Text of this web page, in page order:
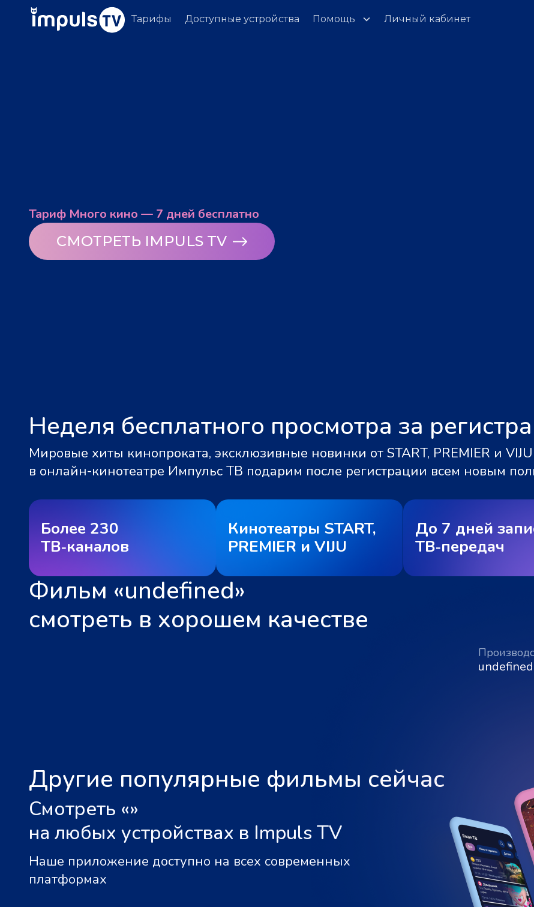
Тарифы Доступные устройства Помощь Личный кабинет
Тариф Много кино — 7 дней бесплатно
СМОТРЕТЬ IMPULS TV
Неделя бесплатного просмотра за
Мировые хиты кинопроката, эксклюзивные новинки от START, PREMIER и
в онлайн-кинотеатре Импульс ТВ подарим после регистрации всем новым
Более 230
ТВ‑каналов
Кинотеатры START,
PREMIER и VIJU
До 7 дней
ТВ‑передач
Фильм «undefined»
смотреть в хорошем качестве
Другие популярные фильмы сейчас
Смотреть «»
на любых устройствах в Impuls TV
Наше приложение доступно на всех современных
платформах